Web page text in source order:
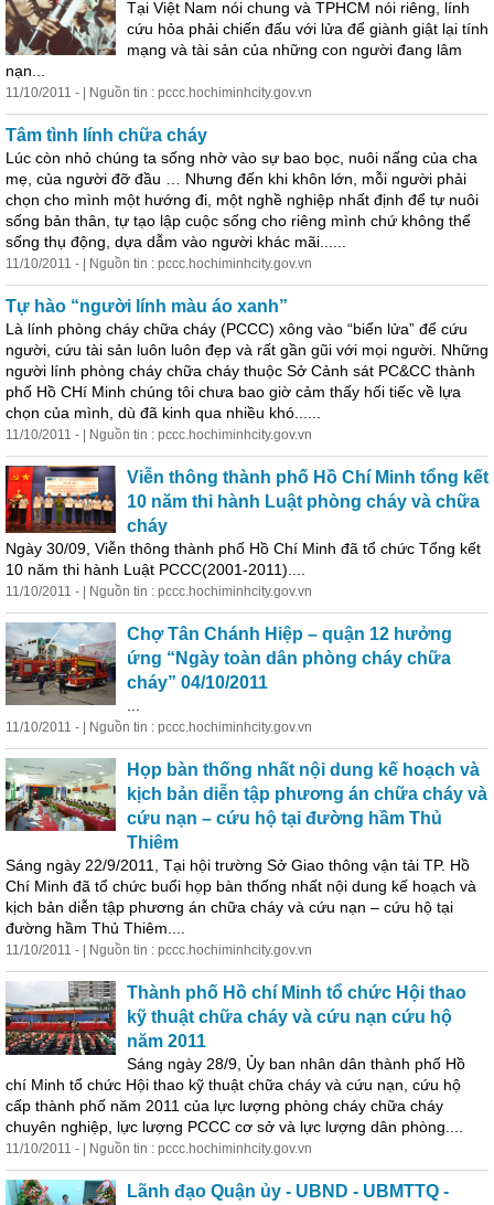
Tại Việt Nam nói chung và TPHCM nói riêng, lính
cứu hỏa phải chiến đấu với lửa để giành giật lại tính
mạng và tài sản của những con người đang lâm
nạn...
11/10/2011 - | Nguồn tin : pccc.hochiminhcity.gov.vn
Tâm tình lính chữa cháy
Lúc còn nhỏ chúng ta sống nhờ vào sự bao bọc, nuôi nấng của cha
mẹ, của người đỡ đầu … Nhưng đến khi khôn lớn, mỗi người phải
chọn cho mình một hướng đi, một nghề nghiệp nhất định để tự nuôi
sống bản thân, tự tạo lập cuộc sống cho riêng mình chứ không thể
sống thụ động, dựa dẫm vào người khác mãi......
11/10/2011 - | Nguồn tin : pccc.hochiminhcity.gov.vn
Tự hào “người lính màu áo xanh”
Là lính phòng cháy chữa cháy (PCCC) xông vào “biển lửa” để cứu
người, cứu tài sản luôn luôn đẹp và rất gần gũi với mọi người. Những
người lính phòng cháy chữa cháy thuộc Sở Cảnh sát PC&CC thành
phố Hồ CHí Minh chúng tôi chưa bao giờ cảm thấy hối tiếc về lựa
chọn của mình, dù đã kinh qua nhiều khó......
11/10/2011 - | Nguồn tin : pccc.hochiminhcity.gov.vn
Viễn thông thành phố Hồ Chí Minh tổng kết
10 năm thi hành Luật phòng cháy và chữa
cháy
Ngày 30/09, Viễn thông thành phố Hồ Chí Minh đã tổ chức Tổng kết
10 năm thi hành Luật PCCC(2001-2011)....
11/10/2011 - | Nguồn tin : pccc.hochiminhcity.gov.vn
Chợ Tân Chánh Hiệp – quận 12 hưởng
ứng “Ngày toàn dân phòng cháy chữa
cháy” 04/10/2011
11/10/2011 - | Nguồn tin : pccc.hochiminhcity.gov.vn
Họp bàn thống nhất nội dung kế hoạch và
kịch bản diễn tập phương án chữa cháy và
cứu nạn – cứu hộ tại đường hầm Thủ
Thiêm
Sáng ngày 22/9/2011, Tại hội trường Sở Giao thông vận tải TP. Hồ
Chí Minh đã tổ chức buổi họp bàn thống nhất nội dung kế hoạch và
kịch bản diễn tập phương án chữa cháy và cứu nạn – cứu hộ tại
đường hầm Thủ Thiêm....
11/10/2011 - | Nguồn tin : pccc.hochiminhcity.gov.vn
Thành phố Hồ chí Minh tổ chức Hội thao
kỹ thuật chữa cháy và cứu nạn cứu hộ
năm 2011
Sáng ngày 28/9, Ủy ban nhân dân thành phố Hồ
chí Minh tổ chức Hội thao kỹ thuật chữa cháy và cứu nạn, cứu hộ
cấp thành phố năm 2011 của lực lượng phòng cháy chữa cháy
chuyên nghiệp, lực lượng PCCC cơ sở và lực lượng dân phòng....
11/10/2011 - | Nguồn tin : pccc.hochiminhcity.gov.vn
Lãnh đạo Quận ủy - UBND - UBMTTQ -